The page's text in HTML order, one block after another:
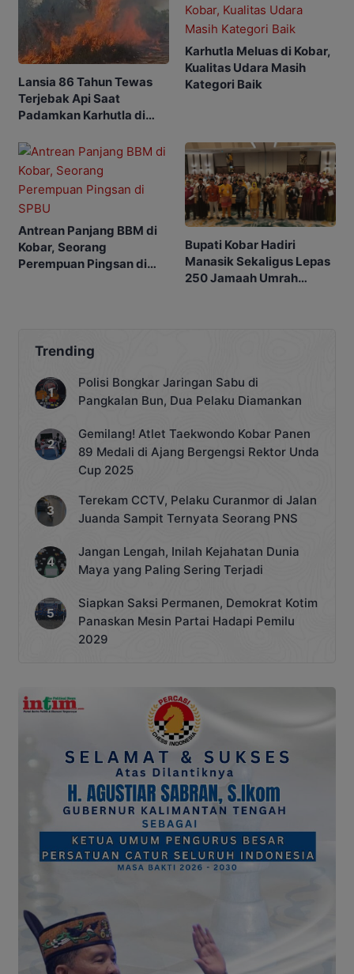
Lansia 86 Tahun Tewas
Terjebak Api Saat
Padamkan Karhutla di
Karhutla Meluas di Kobar,
Kualitas Udara Masih
Kategori Baik
Antrean Panjang BBM di
Kobar, Seorang
Perempuan Pingsan di
Bupati Kobar Hadiri
Manasik Sekaligus Lepas
250 Jamaah Umrah
Trending
Polisi Bongkar Jaringan Sabu di
Pangkalan Bun, Dua Pelaku Diamankan
Gemilang! Atlet Taekwondo Kobar Panen
89 Medali di Ajang Bergengsi Rektor Unda
Cup 2025
Terekam CCTV, Pelaku Curanmor di Jalan
Juanda Sampit Ternyata Seorang PNS
Jangan Lengah, Inilah Kejahatan Dunia
Maya yang Paling Sering Terjadi
Siapkan Saksi Permanen, Demokrat Kotim
Panaskan Mesin Partai Hadapi Pemilu
2029